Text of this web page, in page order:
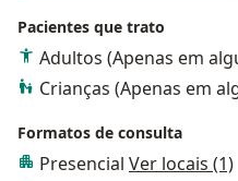
Pacientes que trato
Adultos (Apenas em
Crianças (Apenas em
Formatos de consulta
Presencial Ver locais (1)